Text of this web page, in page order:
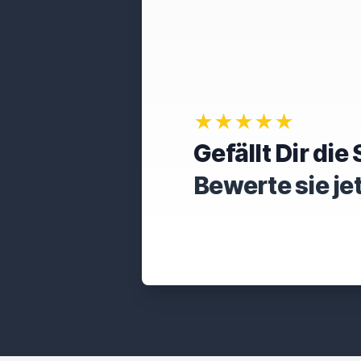
★★★★★
Gefällt Dir die
Bewerte sie